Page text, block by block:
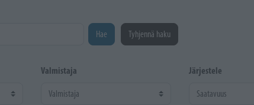
Hae Tyhjennä haku
Valmistaja Järjestele